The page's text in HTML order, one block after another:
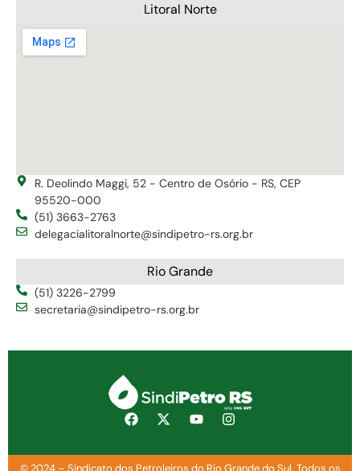
Litoral Norte
R. Deolindo Maggi, 52 - Centro de Osório - RS, CEP
95520-000
(51) 3663-2763
delegacialitoralnorte@sindipetro-rs.org.br
Rio Grande
(51) 3226-2799
secretaria@sindipetro-rs.org.br
© 2024 – Sindicato dos Petroleiros do Rio Grande do Sul. Todos os